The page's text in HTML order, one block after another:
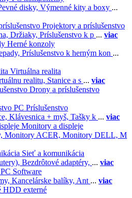
disky, Výmenné kity a boxy ...
Projektory a príslušenstvo
Držiaky, Príslušenstvo k p ... viac
Herné konzoly
Príslušenstvo k herným kon ...
Virtuálna realita
realitu, Stanice a s ... viac
Drony a príslušenstvo
PC Príslušenstvo
Klávesnica + myš, Tašky k ... viac
Monitory a displeje
Monitory ACER, Monitory DELL, M
Sieť a komunikácia
Bezdrôtové adaptéry, ... viac
PC Software
Kancelárske balíky, Ant ... viac
HDD externé